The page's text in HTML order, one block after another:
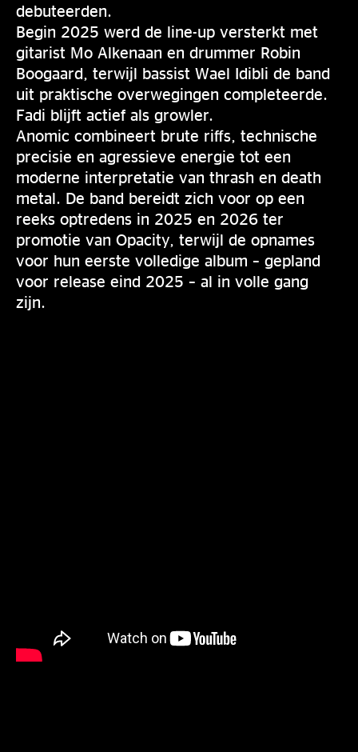
debuteerden.
Begin 2025 werd de line-up versterkt met
gitarist Mo Alkenaan en drummer Robin
Boogaard, terwijl bassist Wael Idibli de band
uit praktische overwegingen completeerde.
Fadi blijft actief als growler.
Anomic combineert brute riffs, technische
precisie en agressieve energie tot een
moderne interpretatie van thrash en death
metal. De band bereidt zich voor op een
reeks optredens in 2025 en 2026 ter
promotie van Opacity, terwijl de opnames
voor hun eerste volledige album – gepland
voor release eind 2025 – al in volle gang
zijn.